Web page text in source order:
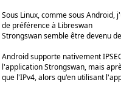
Sous Linux, comme sous
de préférence à Libreswan
Strongswan semble être devenu
Android supporte nativement
l'application Strongswan, mais
que l'IPv4, alors qu'en utilisant